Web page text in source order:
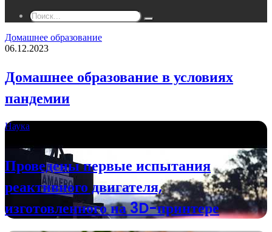
Поиск...
Домашнее образование
06.12.2023
Домашнее образование в условиях
пандемии
Наука
Проведены первые испытания
реактивного двигателя,
изготовленного на 3D-принтере